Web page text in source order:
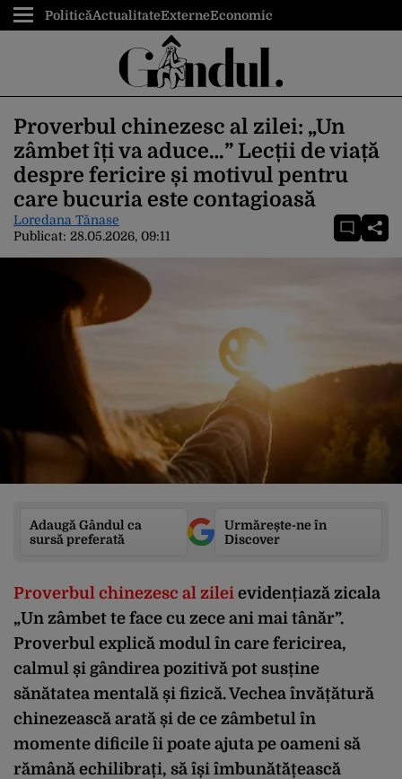
PoliticăActualitateExterneEconomic
Proverbul chinezesc al zilei: „Un
zâmbet îți va aduce…” Lecții de viață
despre fericire și motivul pentru
care bucuria este contagioasă
Loredana Tănase
Publicat: 28.05.2026, 09:11
Adaugă Gândul ca
sursă preferată
Urmărește-ne în
Discover
Proverbul chinezesc al zilei evidențiază zicala
„Un zâmbet te face cu zece ani mai tânăr”.
Proverbul explică modul în care fericirea,
calmul și gândirea pozitivă pot susține
sănătatea mentală și fizică. Vechea învățătură
chinezească arată și de ce zâmbetul în
momente dificile îi poate ajuta pe oameni să
rămână echilibrați, să își îmbunătățească